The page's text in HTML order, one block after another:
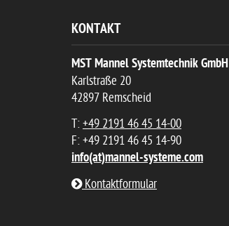
KONTAKT
MST Mannel Systemtechnik GmbH
Karlstraße 20
42897 Remscheid
T:+49 2191 46 45 14-00
F: +49 2191 46 45 14-90
info(at)mannel-systeme.com
Kontaktformular